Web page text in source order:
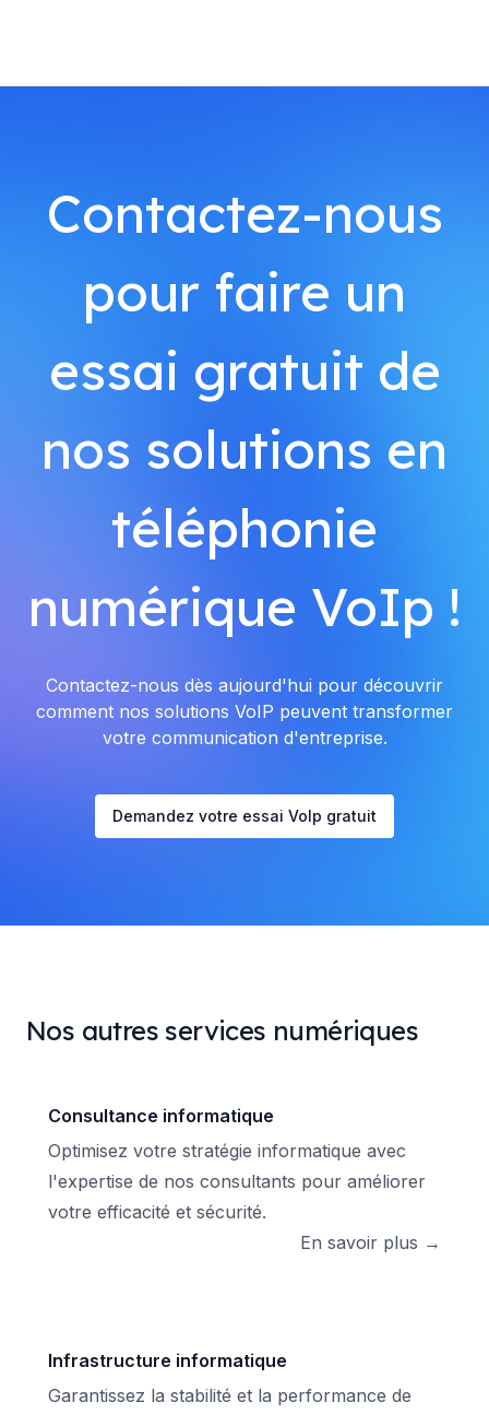
Contactez-nous
pour faire un
essai gratuit de
nos solutions en
téléphonie
numérique VoIp !
Contactez-nous dès aujourd'hui pour découvrir
comment nos solutions VoIP peuvent transformer
votre communication d'entreprise.
Demandez votre essai VoIp gratuit
Nos autres services numériques
Consultance informatique
Optimisez votre stratégie informatique avec
l'expertise de nos consultants pour améliorer
votre efficacité et sécurité.
En savoir plus →
Infrastructure informatique
Garantissez la stabilité et la performance de